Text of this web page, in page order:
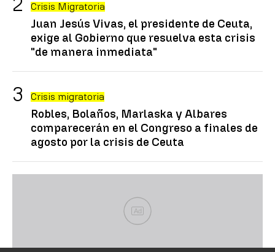
Crisis Migratoria
Juan Jesús Vivas, el presidente de Ceuta,
exige al Gobierno que resuelva esta crisis
"de manera inmediata"
Crisis migratoria
Robles, Bolaños, Marlaska y Albares
comparecerán en el Congreso a finales de
agosto por la crisis de Ceuta
Ad